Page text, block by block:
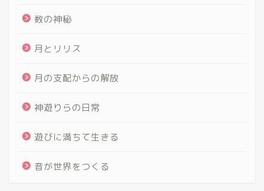
数の神秘
月とリリス
月の支配からの解放
神遊りらの日常
遊びに満ちて生きる
音が世界をつくる